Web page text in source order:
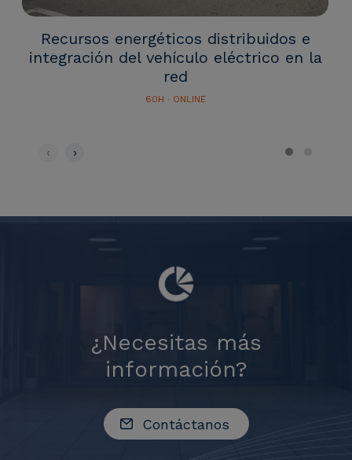
Recursos energéticos distribuidos e
integración del vehículo eléctrico en la
red
60H · ONLINE
‹ ›
¿Necesitas más
información?
Contáctanos